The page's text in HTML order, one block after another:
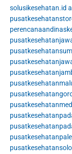
solusikesehatan.id